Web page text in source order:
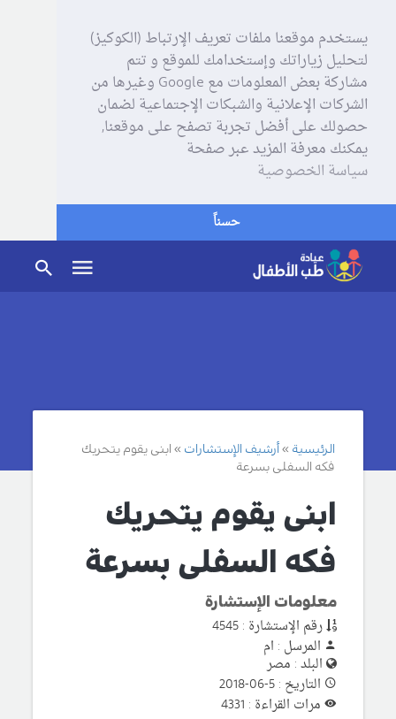
يستخدم موقعنا ملفات تعريف الإرتباط (الكوكيز)
لتحليل زياراتك وإستخدامك للموقع و تتم
مشاركة بعض المعلومات مع Google وغيرها من
الشركات الإعلانية والشبكات الإجتماعية لضمان
حصولك على أفضل تجربة تصفح على موقعنا,
يمكنك معرفة المزيد عبر صفحة
سياسة الخصوصية
حسناً
الرئيسية أرشيف الإستشارات
ابنى يقوم يتحريك
فكه السفلى بسرعة
ابنى يقوم يتحريك
فكه السفلى بسرعة
معلومات الإستشارة
رقم الإستشارة : 4545
المرسل : ام
البلد : مصر
التاريخ : 5-06-2018
مرات القراءة : 4331